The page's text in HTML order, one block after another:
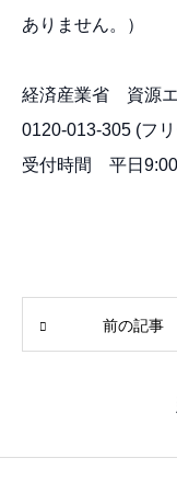
ありません。）
経済産業省 資源
0120-013-305 (フ
受付時間 平日
前の記事